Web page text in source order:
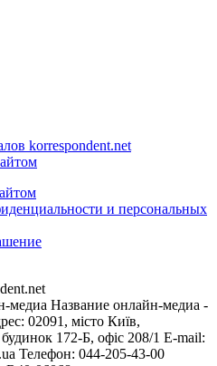
korrespondent.net
и персональных
медиа Название онлайн-медиа -
02091, місто Київ,
172-Б, офіс 208/1 E-mail:
Телефон: 044-205-43-00